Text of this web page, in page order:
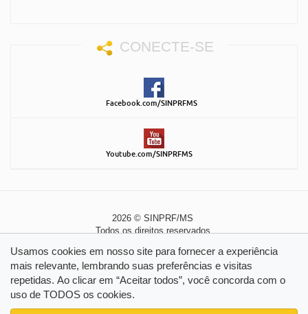
CONECTE-SE
Facebook.com/SINPRFMS
Youtube.com/SINPRFMS
2026 © SINPRF/MS
Todos os direitos reservados
Usamos cookies em nosso site para fornecer a experiência
mais relevante, lembrando suas preferências e visitas
repetidas. Ao clicar em “Aceitar todos”, você concorda com o
uso de TODOS os cookies.